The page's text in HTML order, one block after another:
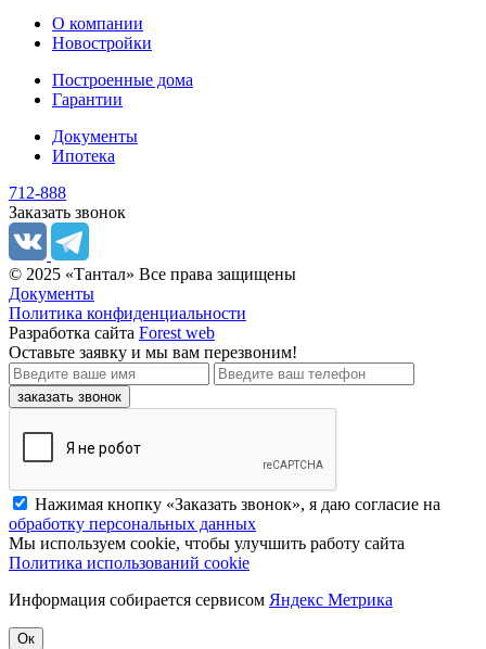
О компании
Новостройки
Построенные дома
Гарантии
Документы
Ипотека
712-888
Заказать звонок
© 2025 «Тантал» Все права защищены
Документы
Политика конфиденциальности
Разработка сайта Forest web
Оставьте заявку и мы вам перезвоним!
заказать звонок
Нажимая кнопку «Заказать звонок», я даю согласие на
обработку персональных данных
Мы используем cookie, чтобы улучшить работу сайта
Политика использований cookie
Информация собирается сервисом Яндекс Метрика
Ок